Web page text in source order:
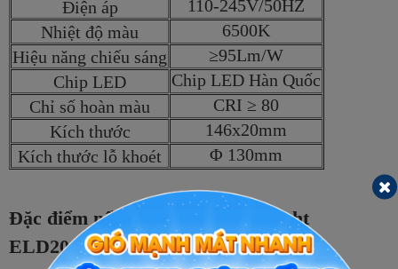
Điện áp
110-245V/50HZ
Nhiệt độ màu
6500K
Hiệu năng chiếu sáng
≥95Lm/W
Chip LED
Chip LED Hàn Quốc
Chỉ số hoàn màu
CRI ≥ 80
Kích thước
146x20mm
Kích thước lỗ khoét
Φ 130mm
Đặc điểm nổi bật của đèn downlight
ELD2040N